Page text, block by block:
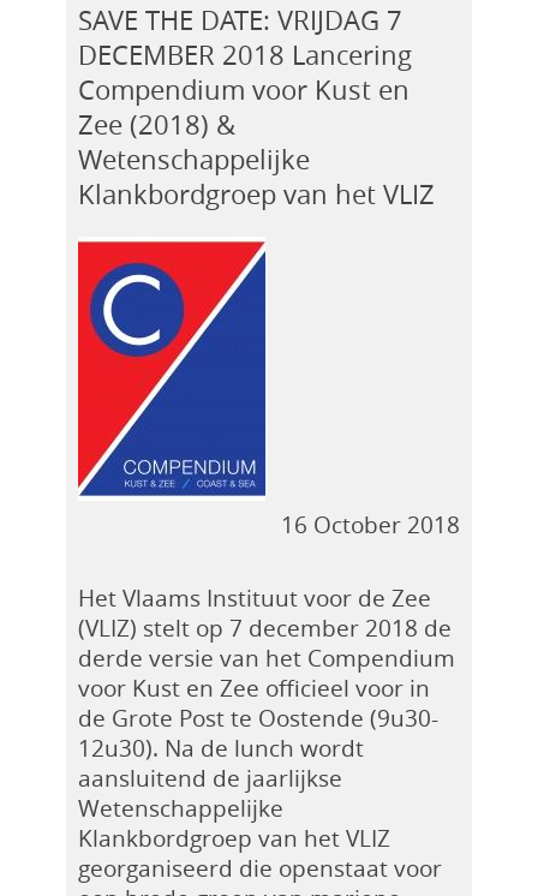
SAVE THE DATE: VRIJDAG 7
DECEMBER 2018 Lancering
Compendium voor Kust en
Zee (2018) &
Wetenschappelijke
Klankbordgroep van het VLIZ
16 October 2018
Het Vlaams Instituut voor de Zee
(VLIZ) stelt op 7 december 2018 de
derde versie van het Compendium
voor Kust en Zee officieel voor in
de Grote Post te Oostende (9u30-
12u30). Na de lunch wordt
aansluitend de jaarlijkse
Wetenschappelijke
Klankbordgroep van het VLIZ
georganiseerd die openstaat voor